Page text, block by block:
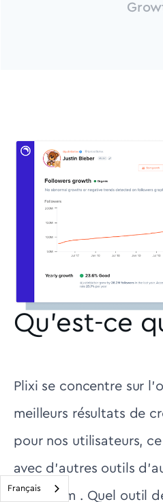
Qu'est-ce
Plixi se concentre sur
meilleurs résultats de
pour nos utilisateurs,
avec d'autres outils
Instagram . Quel outil
Français